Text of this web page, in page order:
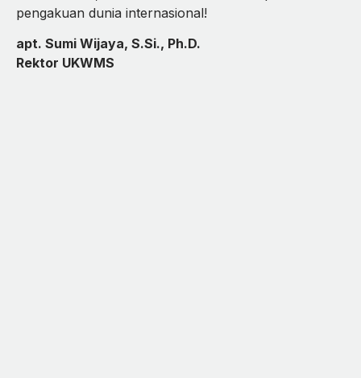
pengakuan dunia internasional!
apt. Sumi Wijaya, S.Si., Ph.D.
Rektor UKWMS